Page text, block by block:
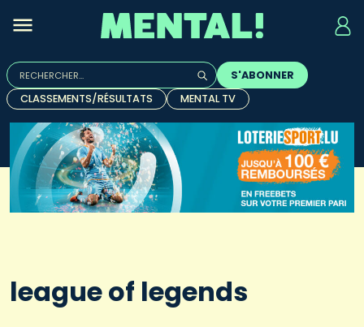
Rechercher :
Quand les résultats de l'auto-complétion sont
S'ABONNER
CLASSEMENTS/RÉSULTATS
MENTAL TV
league of legends